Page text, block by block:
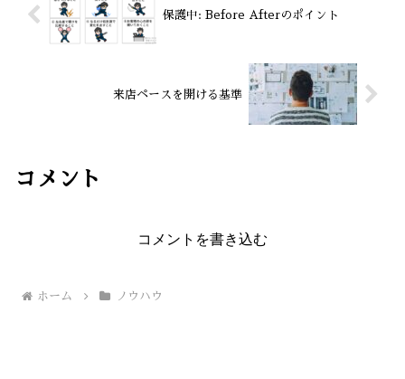
保護中: Before Afterのポイント
来店ペースを開ける基準
コメント
コメントを書き込む
ホーム ノウハウ